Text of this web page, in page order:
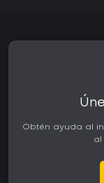
Obtén ayuda al
al